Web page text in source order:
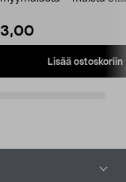
3,00
Lisää ostoskoriin